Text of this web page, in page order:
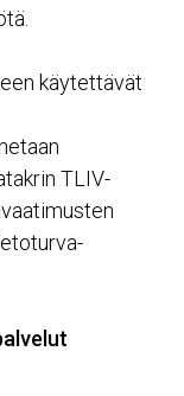
käytettävät
TLIV-